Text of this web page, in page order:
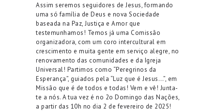
Assim seremos seguidores de Jesus, formando
uma só família de Deus e nova Sociedade
baseada na Paz, Justiça e Amor que
testemunhamos! Temos já uma Comissão
organizadora, com um coro intercultural em
crescimento e muita gente em serviço alegre, no
renovamento das comunidades e da Igreja
Universal! Partimos como “Peregrinos da
Esperança”, guiados pela “Luz que é Jesus…”, em
Missão que é de todos e todas! Vem e vê! Junta-
te a nós. A tua vez é no 2o Domingo das Nações,
a partir das 10h no dia 2 de fevereiro de 2025!